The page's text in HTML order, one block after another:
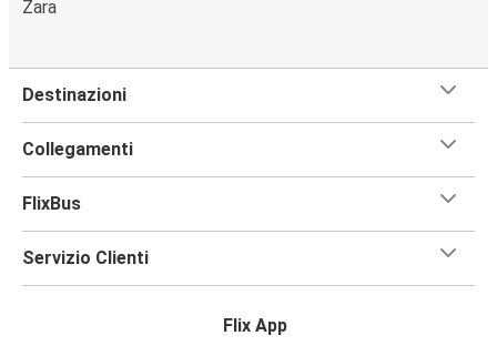
Zara
Destinazioni
Collegamenti
FlixBus
Servizio Clienti
Flix App